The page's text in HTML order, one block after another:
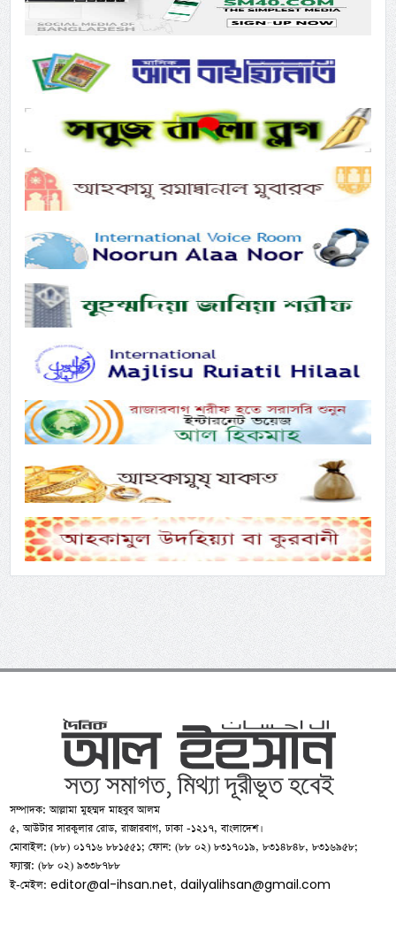
সম্পাদক: আল্লামা মুহম্মদ মাহবুব আলম
৫, আউটার সারকুলার রোড, রাজারবাগ, ঢাকা -১২১৭, বাংলাদেশ।
মোবাইল: (৮৮) ০১৭১৬ ৮৮১৫৫১; ফোন: (৮৮ ০২) ৮৩১৭০১৯, ৮৩১৪৮৪৮, ৮৩১৬৯৫৮;
ফ্যাক্স: (৮৮ ০২) ৯৩৩৮৭৮৮
ই-মেইল:editor@al-ihsan.net,dailyalihsan@gmail.com